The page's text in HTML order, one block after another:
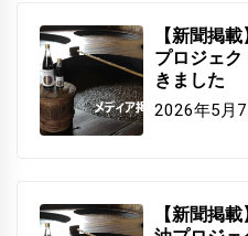
【新聞掲
プロジェ
きました
2026年5月7
【新聞掲